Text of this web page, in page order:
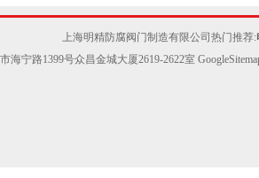
上海明精防腐阀门制造有限公司热门推荐:
海宁路1399号众昌金城大厦2619-2622室